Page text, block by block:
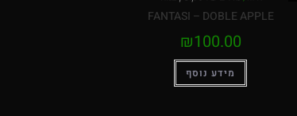
FANTASI – DOBLE APPLE
₪100.00
מידע נוסף